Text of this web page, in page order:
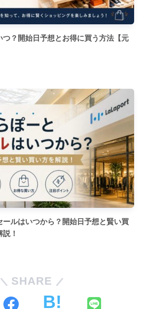
つ？開始日予想とお得に買う方法【元
ールはいつから？開始日予想と賢い買
！
SHARE